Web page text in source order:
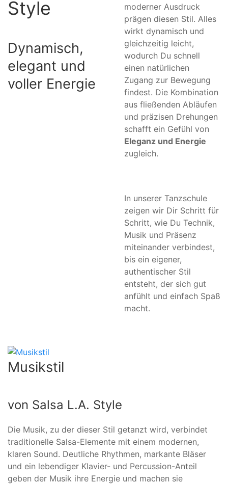
Style
Dynamisch,
elegant und
voller Energie
moderner Ausdruck
prägen diesen Stil. Alles
wirkt dynamisch und
gleichzeitig leicht,
wodurch Du schnell
einen natürlichen
Zugang zur Bewegung
findest. Die Kombination
aus fließenden Abläufen
und präzisen Drehungen
schafft ein Gefühl von
Eleganz und Energie
zugleich.
In unserer Tanzschule
zeigen wir Dir Schritt für
Schritt, wie Du Technik,
Musik und Präsenz
miteinander verbindest,
bis ein eigener,
authentischer Stil
entsteht, der sich gut
anfühlt und einfach Spaß
macht.
Musikstil
von Salsa L.A. Style
Die Musik, zu der dieser Stil getanzt wird, verbindet
traditionelle Salsa-Elemente mit einem modernen,
klaren Sound. Deutliche Rhythmen, markante Bläser
und ein lebendiger Klavier- und Percussion-Anteil
geben der Musik ihre Energie und machen sie